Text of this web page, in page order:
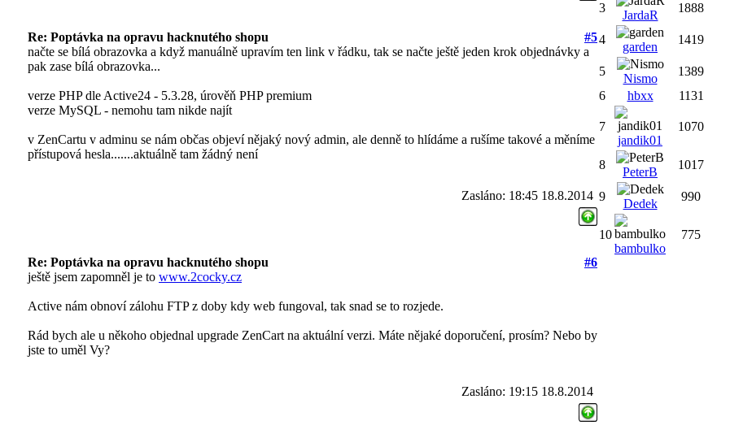
Re: Poptávka na opravu hacknutého shopu
#5
načte se bílá obrazovka a když manuálně upravím ten link v řádku, tak se načte ještě jeden krok objednávky a
pak zase bílá obrazovka...
verze PHP dle Active24 - 5.3.28, úrověň PHP premium
verze MySQL - nemohu tam nikde najít
v ZenCartu v adminu se nám občas objeví nějaký nový admin, ale denně to hlídáme a rušíme takové a měníme
přístupová hesla.......aktuálně tam žádný není
Zasláno: 18:45 18.8.2014
Re: Poptávka na opravu hacknutého shopu
#6
ještě jsem zapomněl je to www.2cocky.cz
Active nám obnoví zálohu FTP z doby kdy web fungoval, tak snad se to rozjede.
Rád bych ale u někoho objednal upgrade ZenCart na aktuální verzi. Máte nějaké doporučení, prosím? Nebo by
jste to uměl Vy?
Zasláno: 19:15 18.8.2014
3
JardaR
1888
4
garden
1419
5
Nismo
1389
6
hbxx 1131
7
jandik01
1070
8
PeterB
1017
9
Dedek
990
10
bambulko
775